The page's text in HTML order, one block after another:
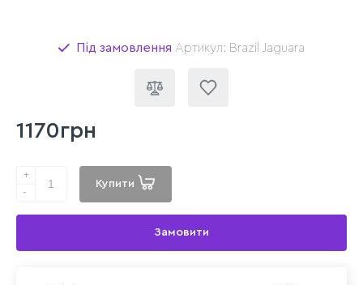
Під замовлення Артикул: Brazil Jaguara
1170грн
+
-
Купити
Замовити